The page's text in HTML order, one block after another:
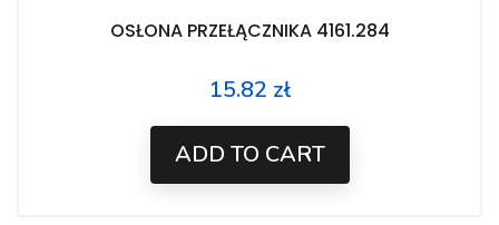
OSŁONA PRZEŁĄCZNIKA 4161.284
Price
15.82 zł
ADD TO CART